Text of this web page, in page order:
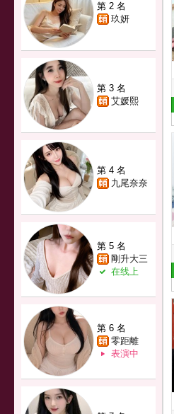
第 2 名
玖妍
第 3 名
艾媛熙
第 4 名
九尾奈奈
第 5 名
剛升大三
在线上
第 6 名
零距離
表演中